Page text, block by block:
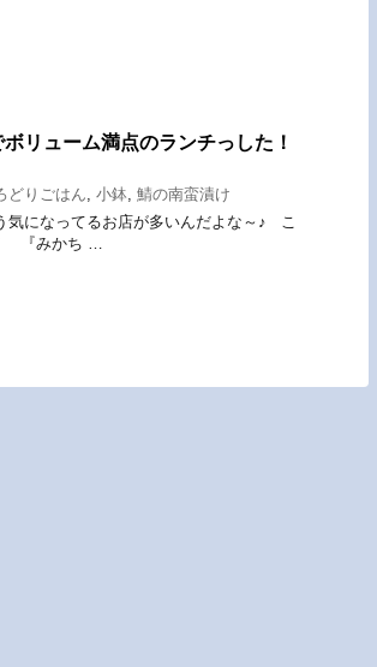
リューム満点のランチっした！
どりごはん, 小鉢, 鯖の南蛮漬け
になってるお店が多いんだよな～♪ こ
『みかち …